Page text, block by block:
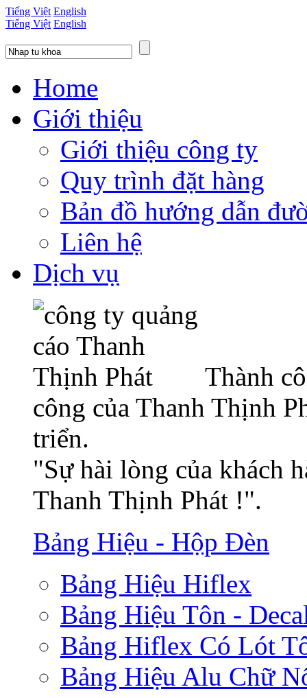
Tiếng Việt English
Tiếng Việt English
Home
Giới thiệu
Giới thiệu công ty
Quy trình đặt hàng
Bản đồ hướng dẫn
Liên hệ
Dịch vụ
Thành
công của Thanh Thịnh
triển.
"Sự hài lòng của khách
Thanh Thịnh Phát !".
Bảng Hiệu - Hộp Đèn
Bảng Hiệu Hiflex
Bảng Hiệu Tôn -
Bảng Hiflex Có Lót
Bảng Hiệu Alu Chữ